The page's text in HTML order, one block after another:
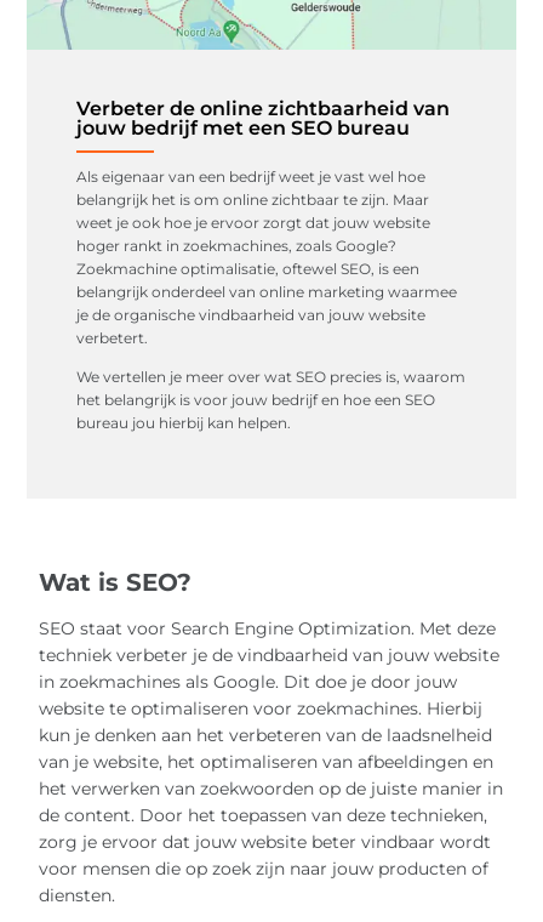
Verbeter de online zichtbaarheid van
jouw bedrijf met een SEO bureau
Als eigenaar van een bedrijf weet je vast wel hoe
belangrijk het is om online zichtbaar te zijn. Maar
weet je ook hoe je ervoor zorgt dat jouw website
hoger rankt in zoekmachines, zoals Google?
Zoekmachine optimalisatie, oftewel SEO, is een
belangrijk onderdeel van online marketing waarmee
je de organische vindbaarheid van jouw website
verbetert.
We vertellen je meer over wat SEO precies is, waarom
het belangrijk is voor jouw bedrijf en hoe een SEO
bureau jou hierbij kan helpen.
Wat is SEO?
SEO staat voor Search Engine Optimization. Met deze
techniek verbeter je de vindbaarheid van jouw website
in zoekmachines als Google. Dit doe je door jouw
website te optimaliseren voor zoekmachines. Hierbij
kun je denken aan het verbeteren van de laadsnelheid
van je website, het optimaliseren van afbeeldingen en
het verwerken van zoekwoorden op de juiste manier in
de content. Door het toepassen van deze technieken,
zorg je ervoor dat jouw website beter vindbaar wordt
voor mensen die op zoek zijn naar jouw producten of
diensten.